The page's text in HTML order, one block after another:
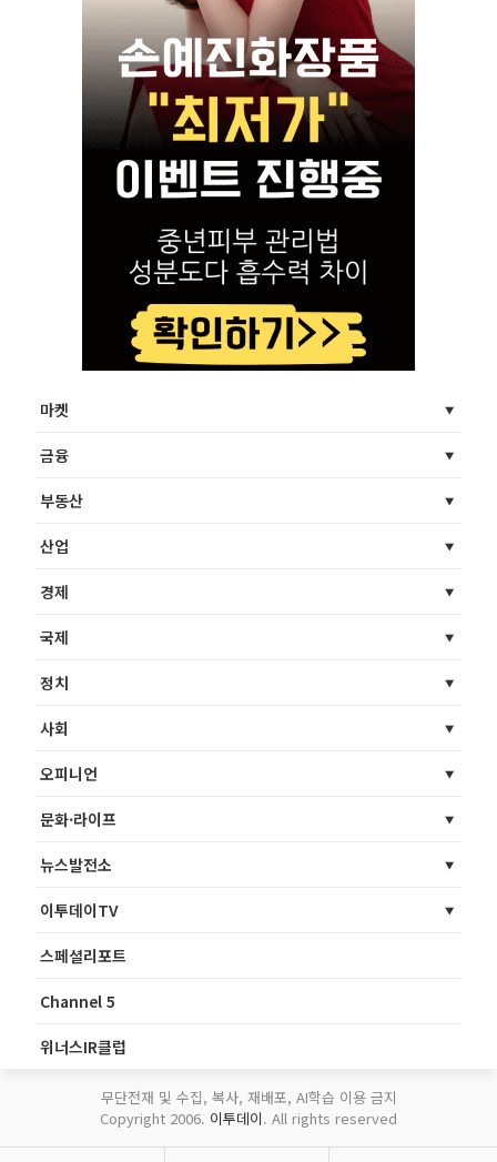
마켓
금융
부동산
산업
경제
국제
정치
사회
오피니언
문화·라이프
뉴스발전소
이투데이TV
스페셜리포트
Channel 5
위너스IR클럽
무단전재 및 수집, 복사, 재배포, AI학습 이용 금지
Copyright 2006. 이투데이. All rights reserved